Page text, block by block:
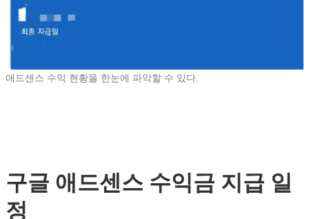
애드센스 수익 현황을 한눈에 파악할 수 있다.
구글 애드센스 수익금 지급 일
정